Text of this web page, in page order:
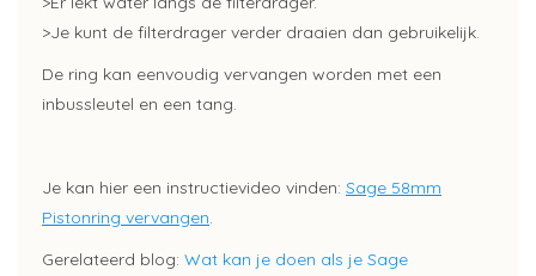
>Je kunt de filterdrager verder draaien dan gebruikelijk.
De ring kan eenvoudig vervangen worden met een
inbussleutel en een tang.
Je kan hier een instructievideo vinden: Sage 58mm
Pistonring vervangen.
Gerelateerd blog: Wat kan je doen als je Sage